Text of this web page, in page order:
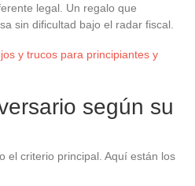
legal. Un regalo que
sin dificultad bajo el radar fiscal.
y trucos para principiantes y
según su
el criterio principal. Aquí están los